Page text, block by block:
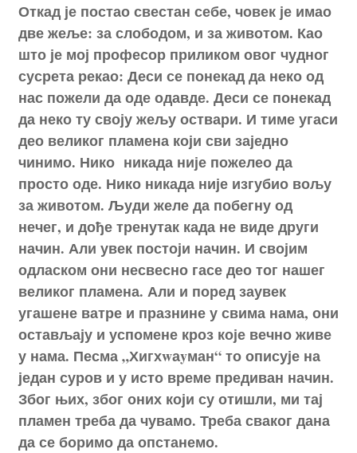
Откад је постао свестан себе, човек је имао
две жеље: за слободом, и за животом. Као
што је мој професор приликом овог чудног
сусрета рекао: Деси се понекад да неко од
нас пожели да оде одавде. Деси се понекад
да неко ту своју жељу оствари. И тиме угаси
део великог пламена који сви заједно
чинимо. Нико никада није пожелео да
просто оде. Нико никада није изгубио вољу
за животом. Људи желе да побегну од
нечег, и дође тренутак када не виде други
начин. Али увек постоји начин. И својим
одласком они несвесно гасе део тог нашег
великог пламена. Али и поред заувек
угашене ватре и празнине у свима нама, они
остављају и успомене кроз које вечно живе
у нама. Песма „Хигхwаyман“ то описује на
један суров и у исто време предиван начин.
Због њих, због оних који су отишли, ми тај
пламен треба да чувамо. Треба сваког дана
да се боримо да опстанемо.